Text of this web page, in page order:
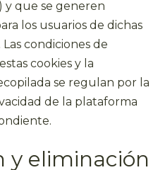
y que se generen
los usuarios de dichas
Las condiciones de
cookies y la
se regulan por la
de la plataforma
y eliminación